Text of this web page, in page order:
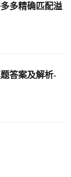
多精确匹配溢
答案及解析-